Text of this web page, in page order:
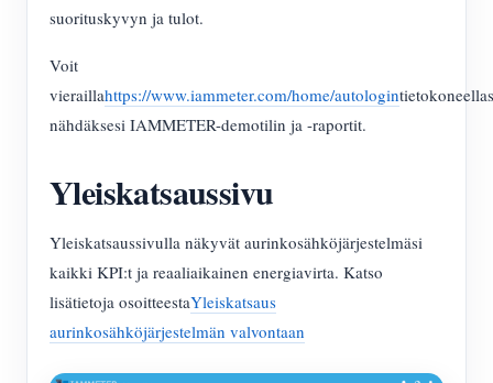
suorituskyvyn ja tulot.
Voit
vieraillahttps://www.iammeter.com/home/autologin
nähdäksesi IAMMETER-demotilin ja -raportit.
Yleiskatsaussivu
Yleiskatsaussivulla näkyvät aurinkosähköjärjestelmäsi
kaikki KPI:t ja reaaliaikainen energiavirta. Katso
lisätietoja osoitteestaYleiskatsaus
aurinkosähköjärjestelmän valvontaan